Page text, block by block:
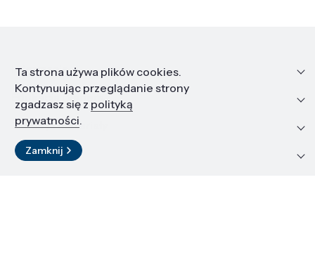
Informacje
Edukacja i kariera
Zasoby i materiały
Kontakt
Ta strona używa plików cookies.
Kontynuując przeglądanie strony
zgadzasz się z polityką
prywatności.
Zamknij